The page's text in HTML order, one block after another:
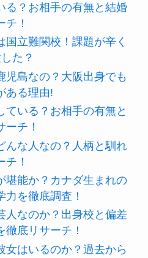
る？お相手の有無と結婚
！
国立難関校！課題が辛く
た？
児島なの？大阪出身でも
ある理由!
ている？お相手の有無と
チ！
んな人なの？人柄と馴れ
！
堪能か？カナダ生まれの
を徹底調査！
人なのか？出身校と偏差
底リサーチ！
女はいるのか？過去から